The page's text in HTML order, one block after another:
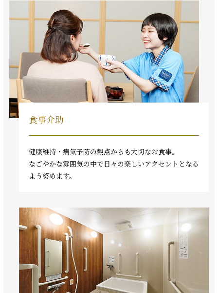
食事介助
健康維持・病気予防の観点からも大切なお食事。
なごやかな雰囲気の中で日々の楽しいアクセントとなる
よう努めます。